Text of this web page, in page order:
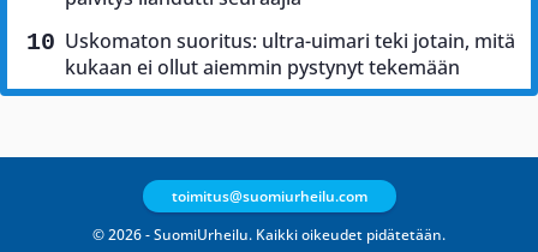
Uskomaton suoritus: ultra-uimari teki jotain, mitä
kukaan ei ollut aiemmin pystynyt tekemään
© 2026 - SuomiUrheilu. Kaikki oikeudet pidätetään.
toimitus@suomiurheilu.com